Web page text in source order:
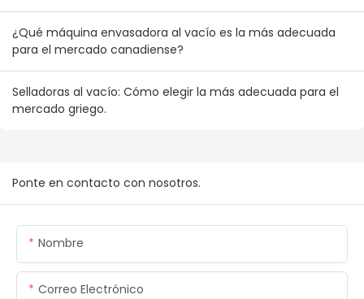
¿Qué máquina envasadora al vacío es la más adecuada
para el mercado canadiense?
Selladoras al vacío: Cómo elegir la más adecuada para el
mercado griego.
Ponte en contacto con nosotros.
Nombre
Correo Electrónico